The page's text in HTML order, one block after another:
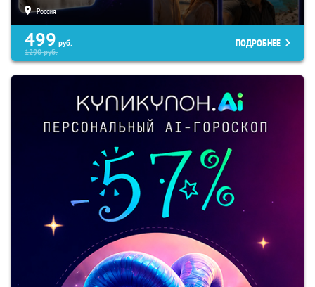
Россия
499 руб.
1290руб.
ПОДРОБНЕЕ